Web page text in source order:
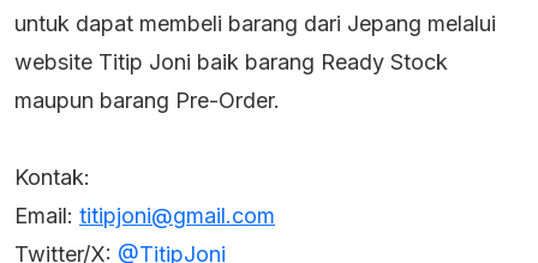
untuk dapat membeli barang dari Jepang melalui
website Titip Joni baik barang Ready Stock
maupun barang Pre-Order.
Kontak:
Email: titipjoni@gmail.com
Twitter/X: @TitipJoni